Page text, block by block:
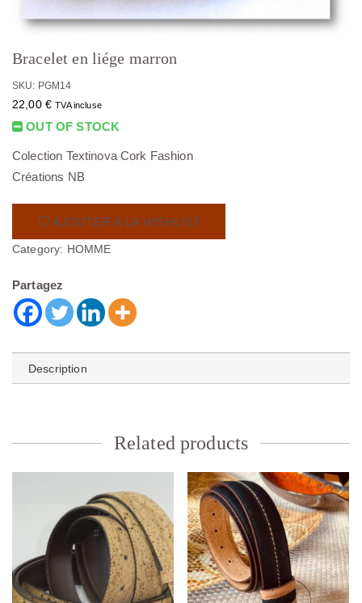
Bracelet en liége marron
SKU: PGM14
22,00 € TVA incluse
OUT OF STOCK
Colection Textinova Cork Fashion
Créations NB
AJOUTER À LA WISHLIST
Category: HOMME
Partagez
Description
Related products